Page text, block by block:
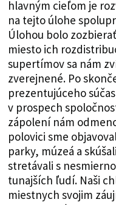
hlavným cieľom je
na tejto úlohe
Úlohou bolo
miesto ich
supertímov sa nám
zverejnené. Po
prezentujúceho
v prospech
zápolení nám
polovici sme
parky, múzeá a
stretávali s
tunajších ľudí. Naši
miestnych svojim